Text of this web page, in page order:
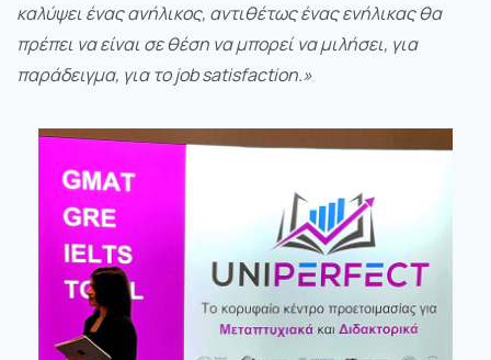
καλύψει ένας ανήλικος, αντιθέτως ένας ενήλικας θα
πρέπει να είναι σε θέση να μπορεί να μιλήσει, για
παράδειγμα, για το job satisfaction.»